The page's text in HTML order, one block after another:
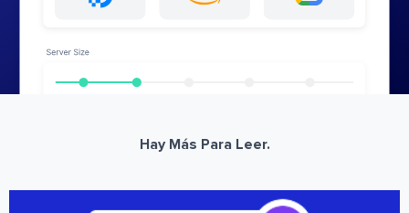
Hay Más Para Leer.